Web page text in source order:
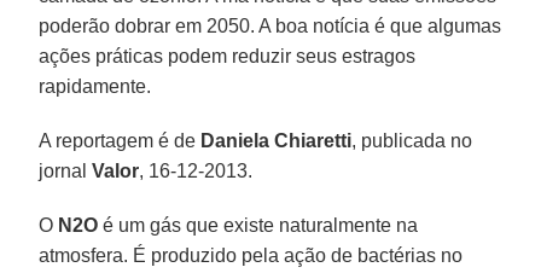
poderão dobrar em 2050. A boa notícia é que algumas
ações práticas podem reduzir seus estragos
rapidamente.
A reportagem é de Daniela Chiaretti, publicada no
jornalValor, 16-12-2013.
O N2O é um gás que existe naturalmente na
atmosfera. É produzido pela ação de bactérias no